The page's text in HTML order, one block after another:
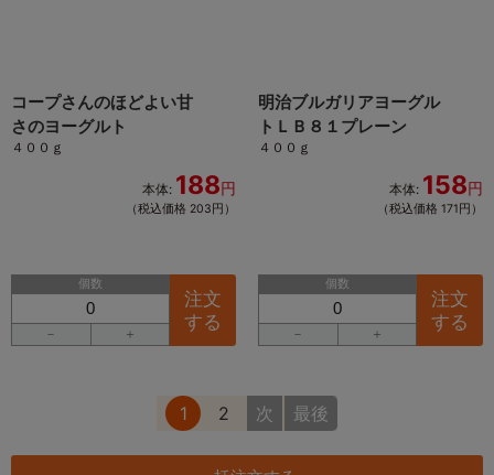
コープさんのほどよい甘
さのヨーグルト
４００ｇ
本体: 188円
（税込価格 203円）
個数
－ ＋
注文
する
明治ブルガリアヨーグル
トＬＢ８１プレーン
４００ｇ
本体: 158円
（税込価格 171円）
個数
－ ＋
注文
する
1 2 次 最後